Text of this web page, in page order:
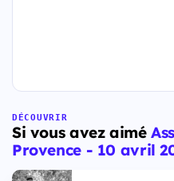
DÉCOUVRIR
Si vous avez aimé
Provence - 10 avril